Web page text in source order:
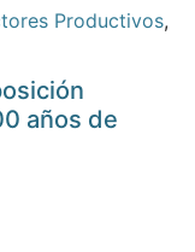
Productivos,
años de